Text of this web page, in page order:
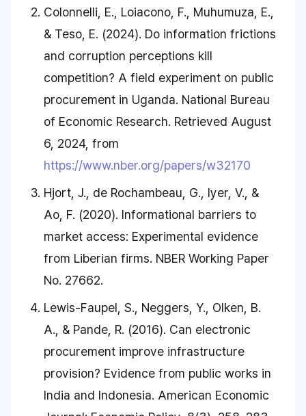
Colonnelli, E., Loiacono, F., Muhumuza, E.,
& Teso, E. (2024). Do information frictions
and corruption perceptions kill
competition? A field experiment on public
procurement in Uganda. National Bureau
of Economic Research. Retrieved August
6, 2024, from
https://www.nber.org/papers/w32170
Hjort, J., de Rochambeau, G., Iyer, V., &
Ao, F. (2020). Informational barriers to
market access: Experimental evidence
from Liberian firms. NBER Working Paper
No. 27662.
Lewis-Faupel, S., Neggers, Y., Olken, B.
A., & Pande, R. (2016). Can electronic
procurement improve infrastructure
provision? Evidence from public works in
India and Indonesia. American Economic